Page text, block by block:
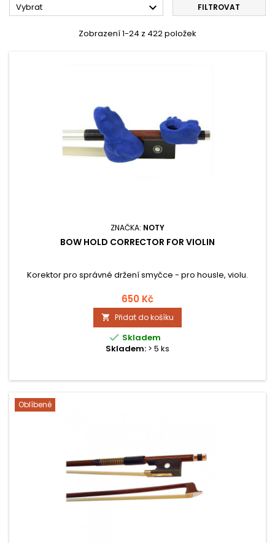
Vybrat  FILTROVAT
Zobrazení 1-24 z 422 položek
ZNAČKA: NOTY
BOW HOLD CORRECTOR FOR VIOLIN
Korektor pro správné držení smyčce - pro housle, violu.
650 Kč
 Přidat do košíku
 Skladem
Skladem: > 5 ks
Oblíbené